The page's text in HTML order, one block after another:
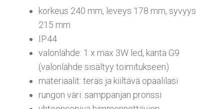
korkeus 240 mm, leveys 178 mm, syvyys
215 mm
IP44
valonlähde: 1 x max 3W led, kanta G9
(valonlähde sisältyy toimitukseen)
materiaalit: teräs ja kiiltävä opaalilasi
rungon väri: samppanjan pronssi